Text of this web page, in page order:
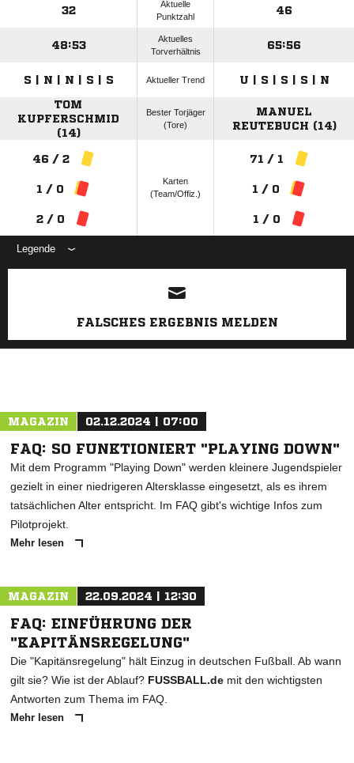
32
Aktuelle
Punktzahl
46
48:53
Aktuelles
Torverhältnis
65:56
S | N | N | S | S Aktueller Trend U | S | S | S | N
TOM
KUPFERSCHMID
(14)
Bester Torjäger
(Tore)
MANUEL
REUTEBUCH (14)
46 / 2
1 / 0
2 / 0
Karten
(Team/Offiz.)
71 / 1
1 / 0
1 / 0
Legende
ANZEIGE
FALSCHES ERGEBNIS MELDEN
MAGAZIN 02.12.2024 | 07:00
FAQ: SO FUNKTIONIERT "PLAYING DOWN"
Mit dem Programm "Playing Down" werden kleinere Jugendspieler
gezielt in einer niedrigeren Altersklasse eingesetzt, als es ihrem
tatsächlichen Alter entspricht. Im FAQ gibt's wichtige Infos zum
Pilotprojekt.
Mehr lesen
MAGAZIN 22.09.2024 | 12:30
FAQ: EINFÜHRUNG DER
"KAPITÄNSREGELUNG"
Die "Kapitänsregelung" hält Einzug in deutschen Fußball. Ab wann
gilt sie? Wie ist der Ablauf? FUSSBALL.de mit den wichtigsten
Antworten zum Thema im FAQ.
Mehr lesen